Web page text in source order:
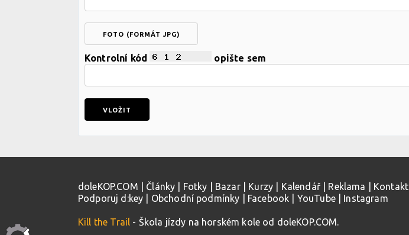
FOTO (FORMÁT JPG)
Kontrolní kód opište sem
doleKOP.COM Články Fotky Bazar| Kurzy Kalendář| Reklama Kontakt
Podporuj d:key
Obchodní podmínky Facebook YouTube| Instagram
Kill the Trail - Škola jízdy na horském kole od doleKOP.COM.